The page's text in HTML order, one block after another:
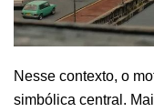
Nesse contexto, o
simbólica central.